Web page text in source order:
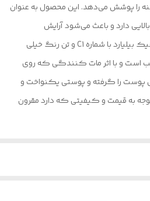
پوشش ‌می‌دهد. این محصول به عنوان
دارد و باعث می‌شود آرایش
دلخواهتان را داشته باشید. پنکیک بیلیارد با شماره C1 و تن رنگ خیلی
است و با اثر مات کنندگی که روی
پوست را گرفته و پوستی یکنواخت و
به قیمت و کیفیتی که دارد مقرون